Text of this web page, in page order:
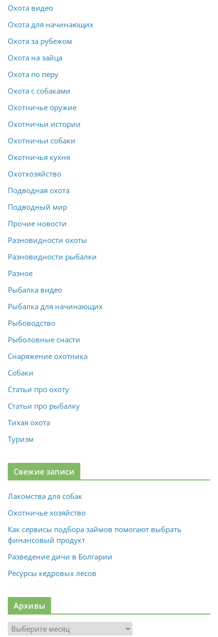
Охота видео
Охота для начинающих
Охота за рубежом
Охота на зайца
Охота по перу
Охота с собаками
Охотничье оружие
Охотничьи истории
Охотничьи собаки
Охотничья кухня
Охотхозяйство
Подводная охота
Подводный мир
Прочие новости
Разновидности охоты
Разновидности рыбалки
Разное
Рыбалка видео
Рыбалка для начинающих
Рыбоводство
Рыболовные снасти
Снаряжение охотника
Собаки
Статьи про охоту
Статьи про рыбалку
Тихая охота
Туризм
Свежие записи
Лакомства для собак
Охотничье хозяйство
Как сервисы подбора займов помогают выбрать
финансовый продукт
Разведение дичи в Болгарии
Ресурсы кедровых лесов
Архивы